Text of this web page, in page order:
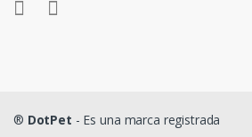
® DotPet - Es una marca registrada